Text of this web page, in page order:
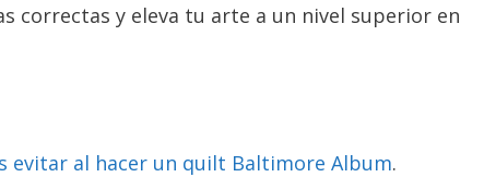
correctas y eleva tu arte a un nivel superior en
evitar al hacer un quilt Baltimore Album.